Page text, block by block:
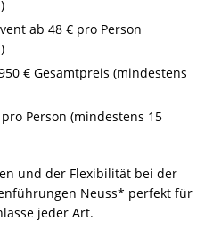
ab 48 € pro Person
€ Gesamtpreis (mindestens
Person (mindestens 15
und der Flexibilität bei der
Neuss* perfekt für
jeder Art.